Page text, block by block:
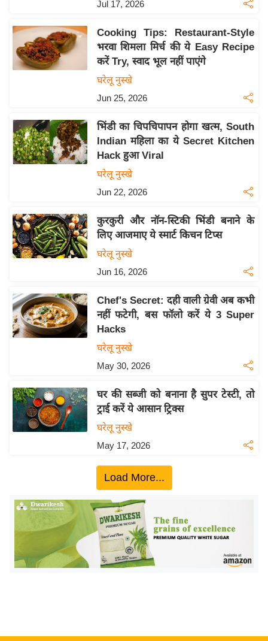
L
0
2
इ
म
ई
र
मि
सा
बे
मि
सा
य
त
यं
सा
ज
ग
व
Jul 17, 2026
Cooking Tips: Restaurant-Style
भरवा शिमला मिर्च की ये Easy Recipe
करें Try, स्वाद भूल नहीं पाएंगे
घरेलू नुस्खे
Jun 25, 2026
भिंडी का चिपचिपापन होगा खत्म, South
Indian महिला का ये Secret Kitchen
Hack हुआ Viral
घरेलू नुस्खे
Jun 22, 2026
कुरकुरी और नॉन-स्टिकी भिंडी बनाने के
लिए आजमाए ये स्मार्ट किचन टिप्स
घरेलू नुस्खे
Jun 16, 2026
Chef's Secret: दही वाली ग्रेवी अब कभी
नहीं फटेगी, बस फॉलो करें ये 3 Super
Hacks
घरेलू नुस्खे
May 30, 2026
घर की सब्जी को बनाना है सुपर टेस्टी, तो
ट्राई करें ये आसान ट्रिक्स
घरेलू नुस्खे
May 17, 2026
Load More...